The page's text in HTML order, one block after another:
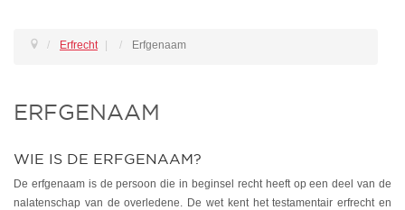
Erfrecht Erfgenaam
ERFGENAAM
WIE IS DE ERFGENAAM?
De erfgenaam is de persoon die in beginsel recht heeft op een deel van de
nalatenschap van de overledene. De wet kent het testamentair erfrecht en